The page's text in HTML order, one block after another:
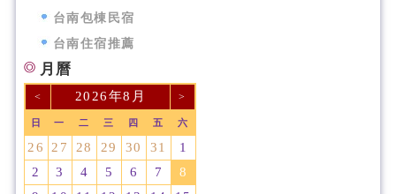
台南包棟民宿
台南住宿推薦
月曆
< 2026年8月 >
日 一 二 三 四 五 六
26 27 28 29 30 31
1
2
3 4 5 6 7
8